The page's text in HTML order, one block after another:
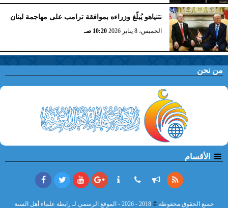
نتنياهو يُبلّغ وزراءه بموافقة ترامب على مهاجمة لبنان
الخميس، 8 يناير 2026 10:20 صـ
من نحن
الأقسام
جميع الحقوق محفوظة ©